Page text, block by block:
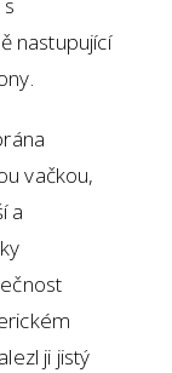
nastupující
vačkou,
a
ji jistý